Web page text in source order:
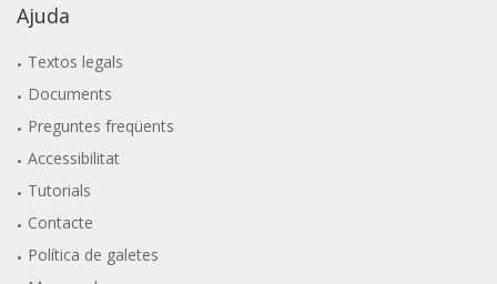
Ajuda
Textos legals
Documents
Preguntes freqüents
Accessibilitat
Tutorials
Contacte
Política de galetes